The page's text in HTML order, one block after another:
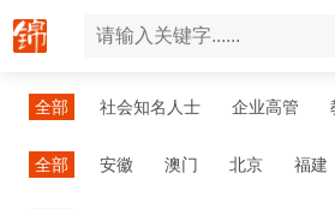
全部 社会知名人士 企业高管
全部
安徽 澳门 北京 福建